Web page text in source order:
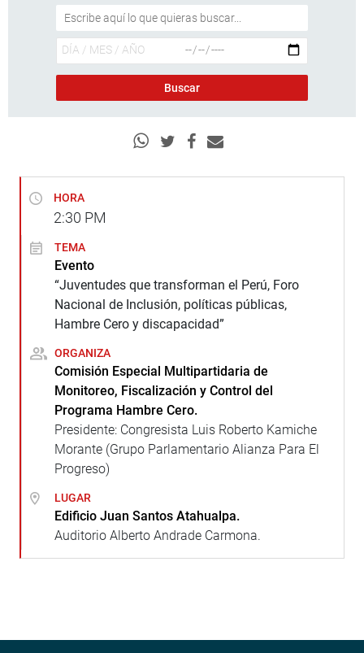
HORA
2:30 PM
TEMA
Evento
“Juventudes que transforman el Perú, Foro
Nacional de Inclusión, políticas públicas,
Hambre Cero y discapacidad”
ORGANIZA
Comisión Especial Multipartidaria de
Monitoreo, Fiscalización y Control del
Programa Hambre Cero.
Presidente: Congresista Luis Roberto Kamiche
Morante (Grupo Parlamentario Alianza Para El
Progreso)
LUGAR
Edificio Juan Santos Atahualpa.
Auditorio Alberto Andrade Carmona.